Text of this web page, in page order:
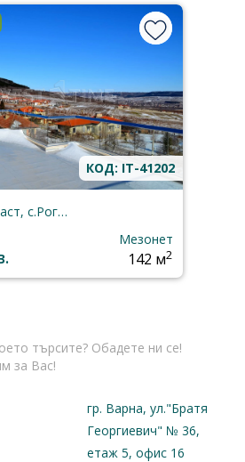
КОД: IT-41202
Добрич, област, с.Рогачево
Мезонет
142 м2
търсите? Обадете ни се!
за Вас!
гр. Варна, ул."Братя
Георгиевич" № 36,
етаж 5, офис 16